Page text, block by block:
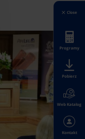
Close
Programy
Pobierz
Web Katalog
Kontakt